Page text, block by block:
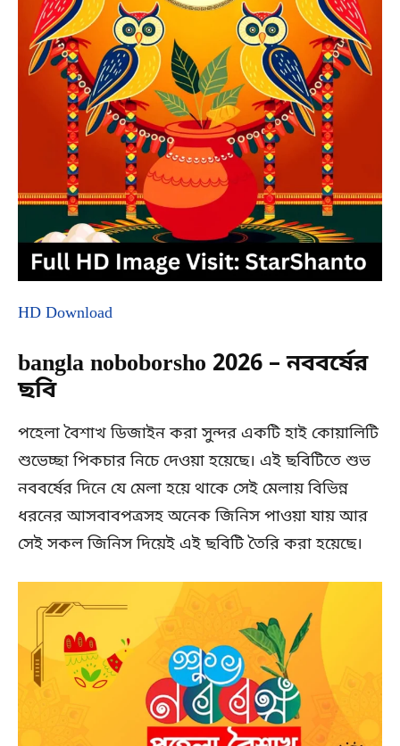
HD Download
bangla noboborsho 2026 – নববর্ষের
ছবি
পহেলা বৈশাখ ডিজাইন করা সুন্দর একটি হাই কোয়ালিটি
শুভেচ্ছা পিকচার নিচে দেওয়া হয়েছে। এই ছবিটিতে শুভ
নববর্ষের দিনে যে মেলা হয়ে থাকে সেই মেলায় বিভিন্ন
ধরনের আসবাবপত্রসহ অনেক জিনিস পাওয়া যায় আর
সেই সকল জিনিস দিয়েই এই ছবিটি তৈরি করা হয়েছে।